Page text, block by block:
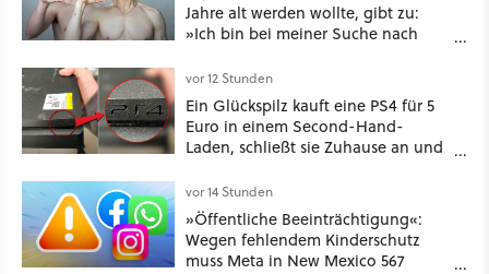
Jahre alt werden wollte, gibt zu:
»Ich bin bei meiner Suche nach
vor 12 Stunden
Ein Glückspilz kauft eine PS4 für 5
Euro in einem Second-Hand-
Laden, schließt sie Zuhause an und
funktionierende PlayStation [Best of
GameStar]
vor 14 Stunden
»Öffentliche Beeinträchtigung«:
Wegen fehlendem Kinderschutz
muss Meta in New Mexico 567